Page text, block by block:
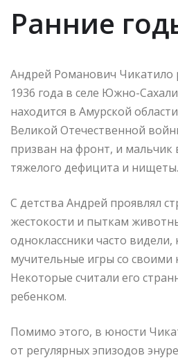
Ранние
Андрей Романович Чикатило
1936 года в селе Южно-
находится в Амурской
Великой Отечественной
призван на фронт, и мальчик
тяжелого дефицита и нищеты.
С детства Андрей проявлял
жестокости и пыткам
одноклассники часто видели,
мучительные игры со
Некоторые считали его
ребенком.
Помимо этого, в юности
от регулярных эпизодов